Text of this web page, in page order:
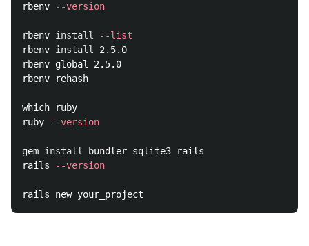
rbenv
--version
rbenv install
--list
rbenv install 2.5.0
rbenv global 2.5.0
rbenv rehash
which ruby
ruby
--version
gem install
bundler sqlite3 rails
rails
--version